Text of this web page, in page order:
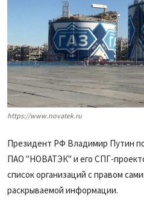
https://www.novatek.ru
Президент РФ Владимир Путин
ПАО "НОВАТЭК" и его СПГ-
список организаций с правом
раскрываемой информации.